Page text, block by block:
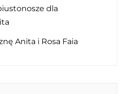
dla
Anita i Rosa Faia